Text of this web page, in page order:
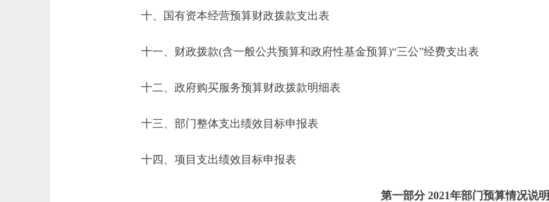
十、国有资本经营预算财政拨款支出表
十一、财政拨款(含一般公共预算和政府性基金预算)“三公”经费支出表
十二、政府购买服务预算财政拨款明细表
十三、部门整体支出绩效目标申报表
十四、项目支出绩效目标申报表
第一部分 2021年部门预算情况说明